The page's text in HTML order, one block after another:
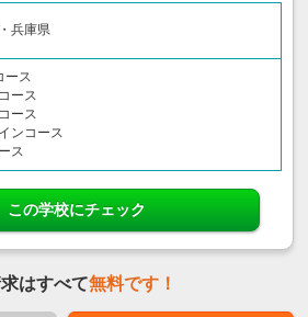
兵庫県
ース
ース
ース
ンコース
ス
この学校にチェック
はすべて無料です！